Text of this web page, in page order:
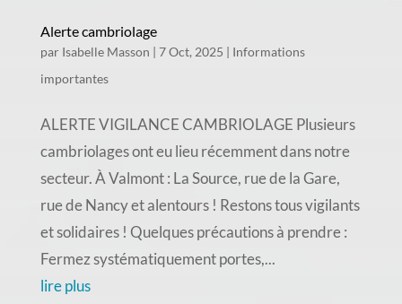
Alerte cambriolage
par Isabelle Masson | 7 Oct, 2025 | Informations
importantes
ALERTE VIGILANCE CAMBRIOLAGE Plusieurs
cambriolages ont eu lieu récemment dans notre
secteur. À Valmont : La Source, rue de la Gare,
rue de Nancy et alentours ! Restons tous vigilants
et solidaires ! Quelques précautions à prendre :
Fermez systématiquement portes,...
lire plus